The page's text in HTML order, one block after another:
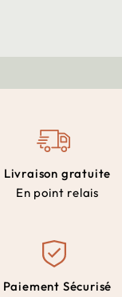
Livraison gratuite
En point relais
Paiement Sécurisé